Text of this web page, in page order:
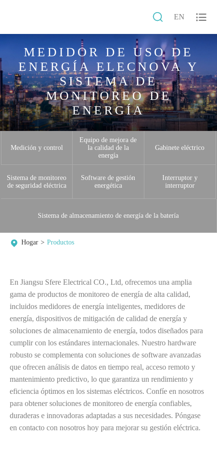
 EN 
MEDIDOR DE USO DE
ENERGÍA ELECNOVA Y
SISTEMA DE
MONITOREO DE
ENERGÍA
Medición y control
Equipo de mejora de
la calidad de la
energía
Gabinete eléctrico
Sistema de monitoreo
de seguridad eléctrica
Software de gestión
energética
Interruptor y
interruptor
Sistema de almacenamiento de energía de la batería
Hogar Productos
En Jiangsu Sfere Electrical CO., Ltd, ofrecemos una amplia
gama de productos de monitoreo de energía de alta calidad,
incluidos medidores de energía inteligentes, medidores de
energía, dispositivos de mitigación de calidad de energía y
soluciones de almacenamiento de energía, todos diseñados para
cumplir con los estándares internacionales. Nuestro hardware
robusto se complementa con soluciones de software avanzadas
que ofrecen análisis de datos en tiempo real, acceso remoto y
mantenimiento predictivo, lo que garantiza un rendimiento y
eficiencia óptimos en los sistemas eléctricos. Confíe en nosotros
para obtener soluciones de monitoreo de energía confiables,
duraderas e innovadoras adaptadas a sus necesidades. Póngase
en contacto con nosotros hoy para mejorar su gestión eléctrica.